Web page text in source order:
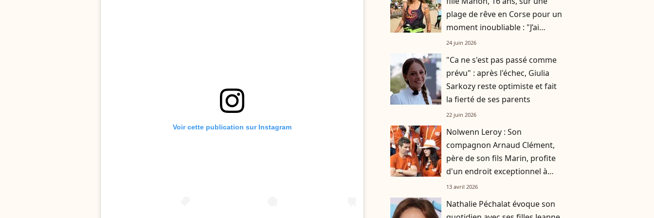
Voir cette publication sur Instagram
plage de rêve en Corse pour un
moment inoubliable : "J’ai
réalisé mon rêve"
24 juin 2026
"Ca ne s'est pas passé comme
prévu" : après l'échec, Giulia
Sarkozy reste optimiste et fait
la fierté de ses parents
22 juin 2026
Nolwenn Leroy : Son
compagnon Arnaud Clément,
père de son fils Marin, profite
d'un endroit exceptionnel à
Monaco
13 avril 2026
Nathalie Péchalat évoque son